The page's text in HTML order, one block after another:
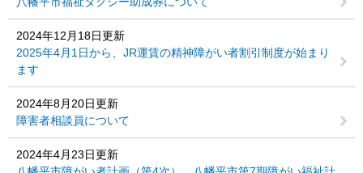
2024年12月18日更新
2025年4月1日から、JR運賃の精神障がい者割引制度が始まり
ます
2024年8月20日更新
障害者相談員について
2024年4月23日更新